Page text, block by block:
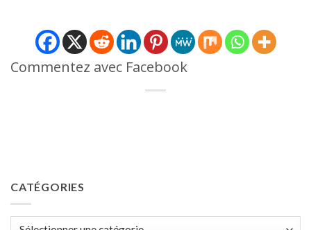
Commentez avec Facebook
CATÉGORIES
Catégories